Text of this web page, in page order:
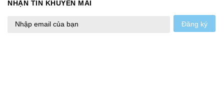
NHẬN TIN KHUYẾN MÃI
Đăng ký